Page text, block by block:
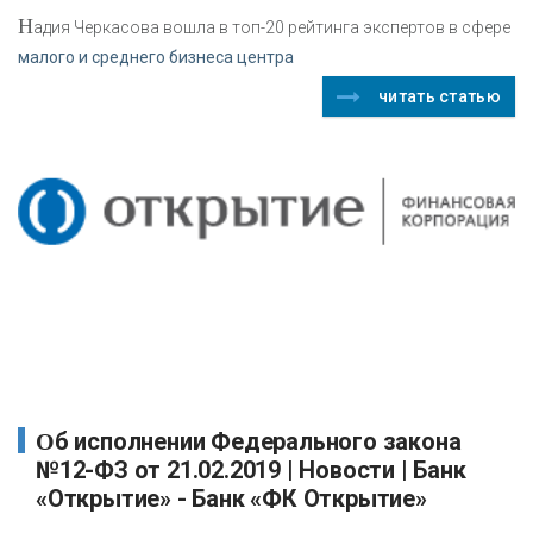
Надия Черкасова вошла в топ-20 рейтинга экспертов в сфере
малого и среднего бизнеса центра
читать статью
Об исполнении Федерального закона
№12-ФЗ от 21.02.2019 | Новости | Банк
«Открытие» - Банк «ФК Открытие»